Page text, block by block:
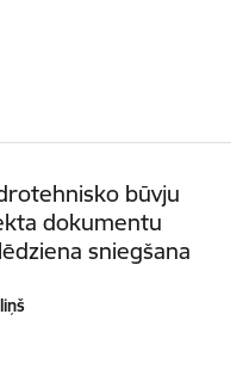
būvju
dokumentu
sniegšana